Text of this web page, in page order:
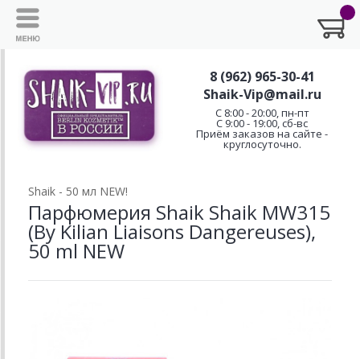
8 (962) 965-30-41
Shaik-Vip@mail.ru
C 8:00 - 20:00, пн-пт
С 9:00 - 19:00, сб-вс
Приём заказов на сайте -
круглосуточно.
Shaik - 50 мл NEW!
Парфюмерия Shaik Shaik MW315
(By Kilian Liaisons Dangereuses),
50 ml NEW